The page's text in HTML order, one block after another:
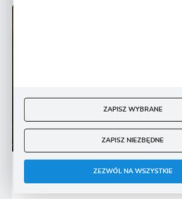
ZAPISZ WYBRANE
ZAPISZ NIEZBĘDNE
ZEZWÓL NA WSZYSTKIE